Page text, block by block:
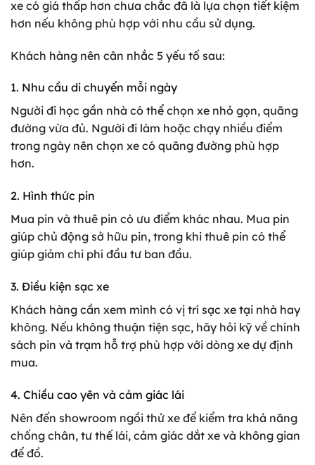
xe có giá thấp hơn chưa chắc đã là lựa chọn tiết kiệm
hơn nếu không phù hợp với nhu cầu sử dụng.
Khách hàng nên cân nhắc 5 yếu tố sau:
1. Nhu cầu di chuyển mỗi ngày
Người đi học gần nhà có thể chọn xe nhỏ gọn, quãng
đường vừa đủ. Người đi làm hoặc chạy nhiều điểm
trong ngày nên chọn xe có quãng đường phù hợp
hơn.
2. Hình thức pin
Mua pin và thuê pin có ưu điểm khác nhau. Mua pin
giúp chủ động sở hữu pin, trong khi thuê pin có thể
giúp giảm chi phí đầu tư ban đầu.
3. Điều kiện sạc xe
Khách hàng cần xem mình có vị trí sạc xe tại nhà hay
không. Nếu không thuận tiện sạc, hãy hỏi kỹ về chính
sách pin và trạm hỗ trợ phù hợp với dòng xe dự định
mua.
4. Chiều cao yên và cảm giác lái
Nên đến showroom ngồi thử xe để kiểm tra khả năng
chống chân, tư thế lái, cảm giác dắt xe và không gian
để đồ.